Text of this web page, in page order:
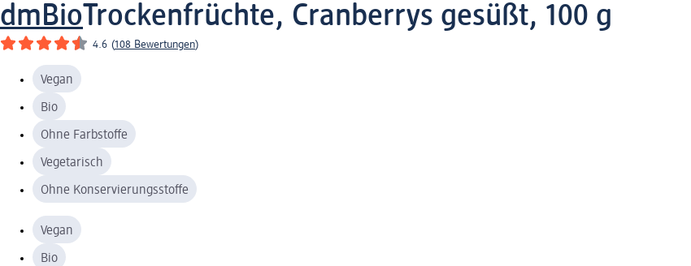
dmBioTrockenfrüchte, Cranberrys gesüßt, 100 g
4.6 (108 Bewertungen)
Vegan
Bio
Ohne Farbstoffe
Vegetarisch
Ohne Konservierungsstoffe
Vegan
Bio